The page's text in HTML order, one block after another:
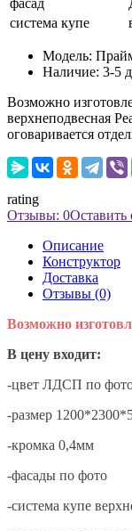
фасад
система купе
Модель:
Наличие: 3-5
Возможно
верхнеподвесная
оговаривается
rating
Отзывы: 0Оставить
Описание
Конструктор
Доставка
Отзывы (0)
Возможно
В цену входит:
-цвет ЛДСП по
-размер
-кромка 0,4мм
-фасады по фото
-система купе